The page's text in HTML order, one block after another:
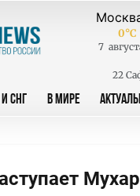
0°C
7
22
СНГ В МИРЕ